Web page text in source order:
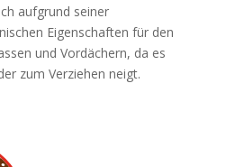
aufgrund seiner
Eigenschaften für den
und Vordächern, da es
zum Verziehen neigt.